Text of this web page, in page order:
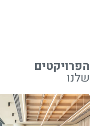
הפרויקטים
שלנו